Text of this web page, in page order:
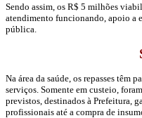
Sendo assim, os R$ 5 milhões
atendimento funcionando, apoio a
pública.
Na área da saúde, os repasses têm
serviços. Somente em custeio,
previstos, destinados à Prefeitura,
profissionais até a compra de